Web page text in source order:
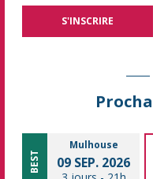
BEST
Mulhouse
09 SEP. 2026